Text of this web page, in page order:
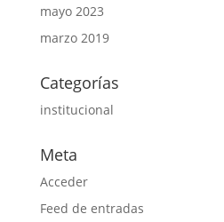
mayo 2023
marzo 2019
Categorías
institucional
Meta
Acceder
Feed de entradas